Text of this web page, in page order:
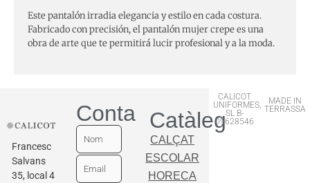
Este pantalón irradia elegancia y estilo en cada costura.
Fabricado con precisión, el pantalón mujer crepe es una
obra de arte que te permitirá lucir profesional y a la moda.
Francesc
Salvans
35, local 4
ContactarCatàleg
CALÇAT
ESCOLAR
HORECA
CALICOT
UNIFORMES,
SL B-
09628546
MADE IN
TERRASSA